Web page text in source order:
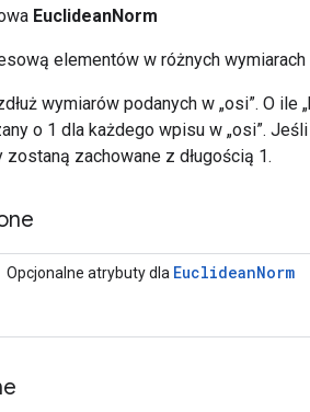
EuclideanNorm
elementów w różnych wymiarach
wymiarów podanych w „osi”. O
o 1 dla każdego wpisu w „osi”.
zachowane z długością 1.
Opcjonalne atrybuty dla EuclideanNorm